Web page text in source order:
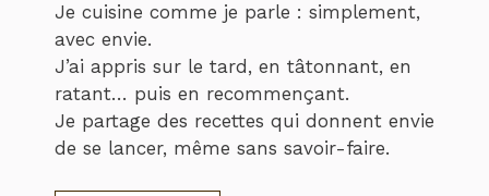
Je cuisine comme je parle : simplement,
avec envie.
J’ai appris sur le tard, en tâtonnant, en
ratant… puis en recommençant.
Je partage des recettes qui donnent envie
de se lancer, même sans savoir-faire.